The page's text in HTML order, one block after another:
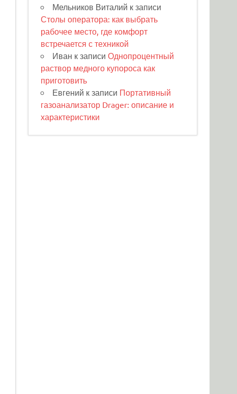
Мельников Виталий к записи
Столы оператора: как выбрать
рабочее место, где комфорт
встречается с техникой
Иван к записиОднопроцентный
раствор медного купороса как
приготовить
Евгений к записи Портативный
газоанализатор Drager: описание и
характеристики